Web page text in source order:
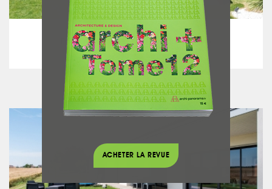
Maison traditionnelle
Entre « Landaise » et « Loft industriel »
voir le projet
ACHETER LA REVUE